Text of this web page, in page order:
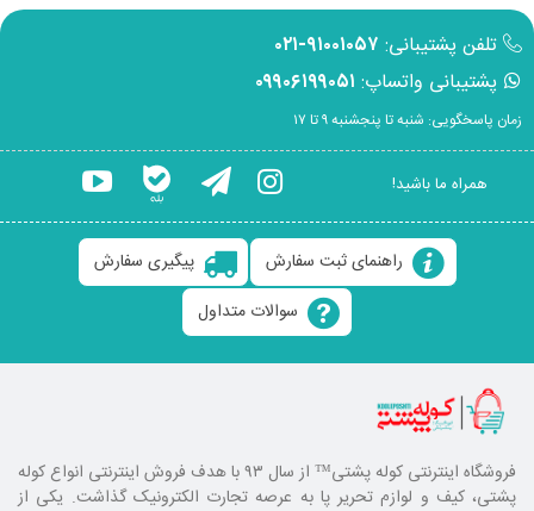
تلفن پشتیبانی: ۹۱۰۰۱۰۵۷-۰۲۱
پشتیبانی واتساپ: ۰۹۹۰۶۱۹۹۰۵۱
زمان پاسخگویی: شنبه تا پنجشنبه ۹ تا ۱۷
همراه ما باشید!
راهنمای ثبت سفارش
پیگیری سفارش
سوالات متداول
فروشگاه اینترنتی کوله پشتی
™ از سال ۹۳ با هدف فروش اینترنتی انواع کوله
پشتی، کیف و لوازم تحریر پا به عرصه تجارت الکترونیک گذاشت. یکی از